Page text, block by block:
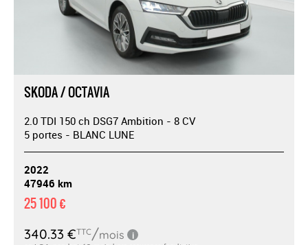
SKODA / OCTAVIA
2.0 TDI 150 ch DSG7 Ambition - 8 CV
5 portes - BLANC LUNE
2022
47946 km
25 100 €